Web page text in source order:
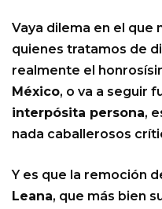
Vaya dilema en el que
quienes tratamos de
realmente el
México, o va a seguir
interpósita persona,
nada caballerosos
Y es que la remoción
Leana, que más bien